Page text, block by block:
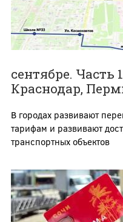
сентябре. Часть
Краснодар,
В городах развивают
тарифам и развивают
транспортных объектов